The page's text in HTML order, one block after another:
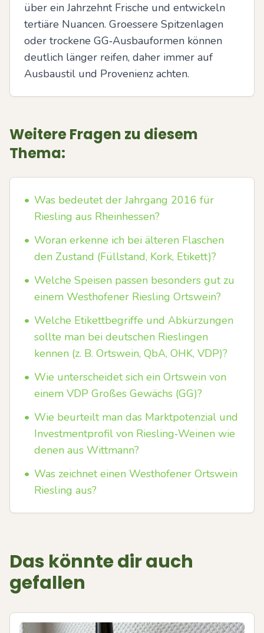
über ein Jahrzehnt Frische und entwickeln
tertiäre Nuancen. Groessere Spitzenlagen
oder trockene GG‑Ausbauformen können
deutlich länger reifen, daher immer auf
Ausbaustil und Provenienz achten.
Weitere Fragen zu diesem
Thema:
• Was bedeutet der Jahrgang 2016 für
Riesling aus Rheinhessen?
• Woran erkenne ich bei älteren Flaschen
den Zustand (Füllstand, Kork, Etikett)?
• Welche Speisen passen besonders gut zu
einem Westhofener Riesling Ortswein?
• Welche Etikettbegriffe und Abkürzungen
sollte man bei deutschen Rieslingen
kennen (z. B. Ortswein, QbA, OHK, VDP)?
• Wie unterscheidet sich ein Ortswein von
einem VDP Großes Gewächs (GG)?
• Wie beurteilt man das Marktpotenzial und
Investmentprofil von Riesling‑Weinen wie
denen aus Wittmann?
• Was zeichnet einen Westhofener Ortswein
Riesling aus?
Das könnte dir auch
gefallen